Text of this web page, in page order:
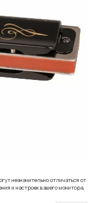
незначительно отличаться от
и настроек вашего монитора,